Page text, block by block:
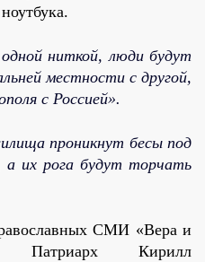
ниткой, люди будут
местности с другой,
с Россией».
проникнут бесы под
а их рога будут торчать
СМИ «Вера и
Патриарх Кирилл